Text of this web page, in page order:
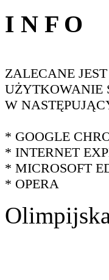
I N F O
ZALECANE JEST
UŻYTKOWANIE
W
* GOOGLE
* INTERNET
* MICROSOFT
* OPERA